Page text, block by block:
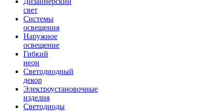
свет
Системы
освещения
Наружное
освещение
Гибкий
неон
Светодиодный
декор
Электроустановочные
изделия
Светодиоды